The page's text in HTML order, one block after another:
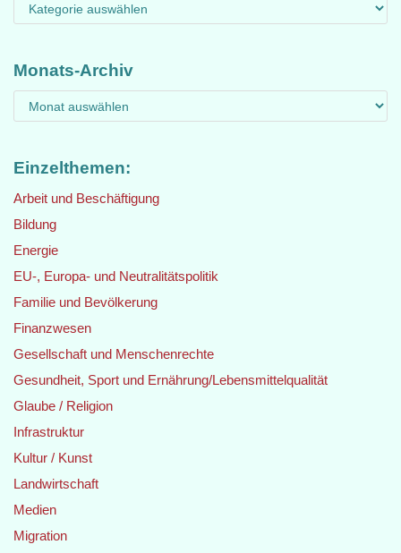
Monats-Archiv
Einzelthemen:
Arbeit und Beschäftigung
Bildung
Energie
EU-, Europa- und Neutralitätspolitik
Familie und Bevölkerung
Finanzwesen
Gesellschaft und Menschenrechte
Gesundheit, Sport und Ernährung/Lebensmittelqualität
Glaube / Religion
Infrastruktur
Kultur / Kunst
Landwirtschaft
Medien
Migration